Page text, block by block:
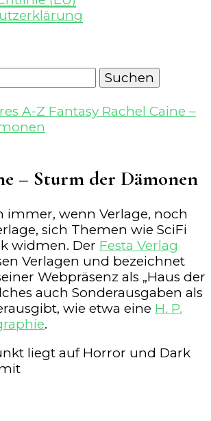
A-Z Fantasy Rachel Caine –
– Sturm der Dämonen
immer, wenn Verlage, noch
sich Themen wie SciFi
widmen. Der Festa Verlag
Verlagen und bezeichnet
Webpräsenz als „Haus der
auch Sonderausgaben als
wie etwa eine H. P.
.
liegt auf Horror und Dark